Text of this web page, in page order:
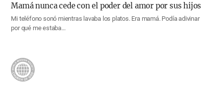
Mamá nunca cede con el poder del amor por sus hijos
Mi teléfono sonó mientras lavaba los platos. Era mamá. Podía adivinar
por qué me estaba…